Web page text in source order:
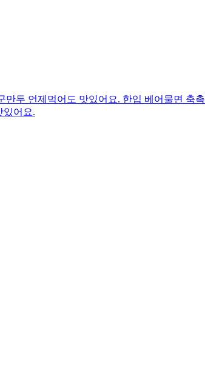
두 언제먹어도 맛있어요. 한입 베어물면 축
있어요.